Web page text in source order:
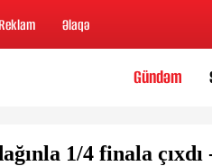
Reklam Əlaqə
Gündəm
1/4 finala çıxdı